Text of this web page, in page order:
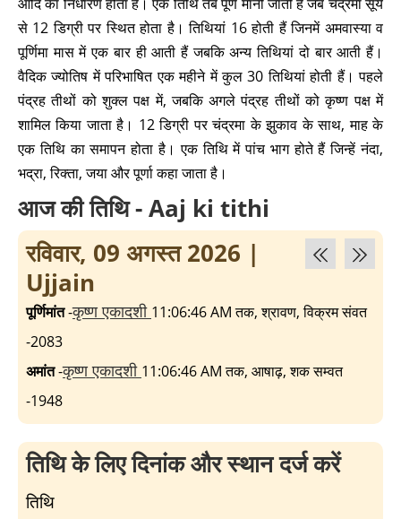
से 12 डिग्री पर स्थित होता है। तिथियां 16 होती हैं जिनमें अमवास्या व
पूर्णिमा मास में एक बार ही आती हैं जबकि अन्य तिथियां दो बार आती हैं।
वैदिक ज्योतिष में परिभाषित एक महीने में कुल 30 तिथियां होती हैं। पहले
पंद्रह तीथों को शुक्ल पक्ष में, जबकि अगले पंद्रह तीथों को कृष्ण पक्ष में
शामिल किया जाता है। 12 डिग्री पर चंद्रमा के झुकाव के साथ, माह के
एक तिथि का समापन होता है। एक तिथि में पांच भाग होते हैं जिन्हें नंदा,
भद्रा, रिक्ता, जया और पूर्णा कहा जाता है।
आज की तिथि - Aaj ki tithi
रविवार, 09 अगस्त 2026 |
Ujjain
पूर्णिमांत-कृष्ण एकादशी 11:06:46 AM तक, श्रावण, विक्रम संवत
-2083
अमांत-कृष्ण एकादशी 11:06:46 AM तक, आषाढ़, शक सम्वत
-1948
तिथि के लिए दिनांक और स्थान दर्ज करें
तिथि